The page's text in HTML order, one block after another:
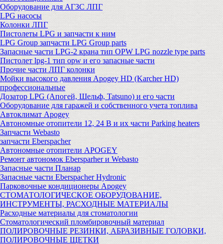
Оборудование для АГЗС ЛПГ
LPG насосы
Колонки ЛПГ
Пистолеты LPG и запчасти к ним
LPG Group запчасти LPG Group parts
Запасные части LPG-2 крана тип OPW LPG nozzle type parts
Пистолет lpg-1 тип opw и его запасные части
Прочие части ЛПГ колонки
Мойки высокого давления Apogey HD (Karcher HD)
профессиональные
Дозатор LPG (Апогей, Шельф, Tatsuno) и его части
Оборудование для гаражей и собственного учета топлива
Автоклимат Apogey
Автономные отопители 12, 24 В и их части Parking heaters
Запчасти Webasto
запчасти Eberspacher
Автономные отопители APOGEY
Ремонт автономок Ebersparher и Webasto
Запасные части Планар
Запасные части Eberspacher Hydronic
Парковочные кондиционеры Apogey
СТОМАТОЛОГИЧЕСКОЕ ОБОРУДОВАНИЕ,
ИНСТРУМЕНТЫ, РАСХОДНЫЕ МАТЕРИАЛЫ
Расходные материалы для стоматологии
Стоматологический пломбировочный материал
ПОЛИРОВОЧНЫЕ РЕЗИНКИ, АБРАЗИВНЫЕ ГОЛОВКИ,
ПОЛИРОВОЧНЫЕ ЩЕТКИ